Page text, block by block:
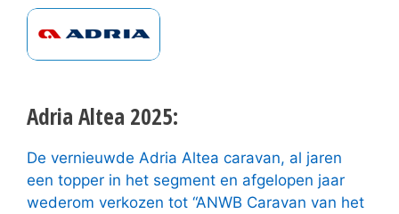
Adria Altea 2025:
De vernieuwde Adria Altea caravan, al jaren
een topper in het segment en afgelopen jaar
wederom verkozen tot “ANWB Caravan van het